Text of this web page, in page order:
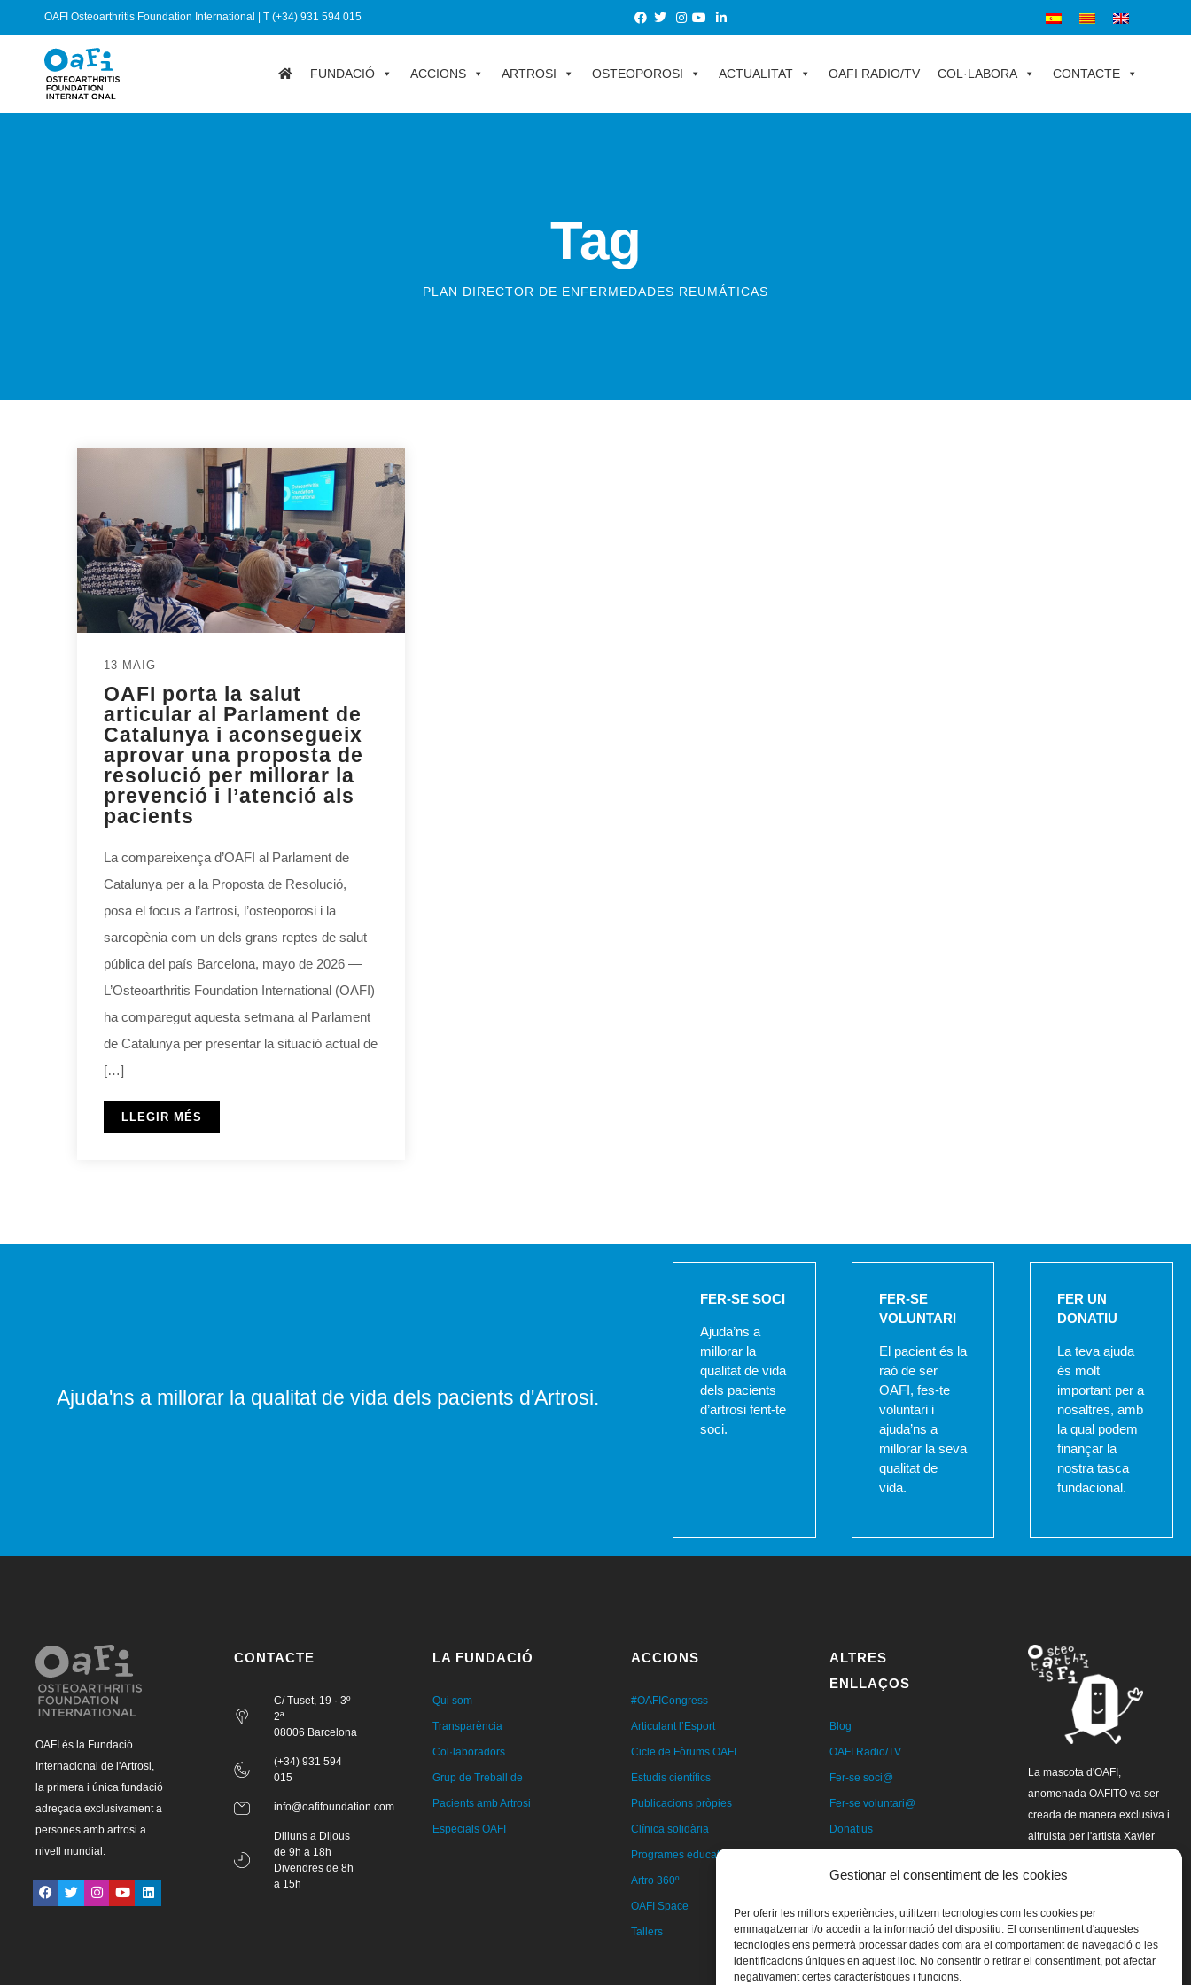
Gestionar el consentiment de les cookies
Per oferir les millors experiències, utilitzem tecnologies com les cookies per
emmagatzemar i/o accedir a la informació del dispositiu. El consentiment d'aquestes
tecnologies ens permetrà processar dades com ara el comportament de navegació o les
identificacions úniques en aquest lloc. No consentir o retirar el consentiment, pot afectar
negativament certes característiques i funcions.
OAFI Osteoarthritis Foundation International | T (+34) 931 594 015
FUNDACIÓ ACCIONS ARTROSI OSTEOPOROSI ACTUALITAT OAFI RADIO/TV COL·LABORA CONTACTE
Tag
PLAN DIRECTOR DE ENFERMEDADES REUMÁTICAS
13 MAIG
OAFI porta la salut
articular al Parlament de
Catalunya i aconsegueix
aprovar una proposta de
resolució per millorar la
prevenció i l’atenció als
pacients
La compareixença d’OAFI al Parlament de
Catalunya per a la Proposta de Resolució,
posa el focus a l’artrosi, l’osteoporosi i la
sarcopènia com un dels grans reptes de salut
pública del país Barcelona, mayo de 2026 —
L’Osteoarthritis Foundation International (OAFI)
ha comparegut aquesta setmana al Parlament
de Catalunya per presentar la situació actual de
[…]
LLEGIR MÉS
Ajuda'ns a millorar la qualitat de vida dels pacients d'Artrosi.
FER-SE SOCI
Ajuda’ns a
millorar la
qualitat de vida
dels pacients
d’artrosi fent-te
soci.
FER-SE
VOLUNTARI
El pacient és la
raó de ser
OAFI, fes-te
voluntari i
ajuda’ns a
millorar la seva
qualitat de
vida.
FER UN
DONATIU
La teva ajuda
és molt
important per a
nosaltres, amb
la qual podem
finançar la
nostra tasca
fundacional.
OAFI és la Fundació
Internacional de l'Artrosi,
la primera i única fundació
adreçada exclusivament a
persones amb artrosi a
nivell mundial.
CONTACTE
C/ Tuset, 19 · 3º
2ª
08006 Barcelona
(+34) 931 594
015
info@oafifoundation.com
Dilluns a Dijous
de 9h a 18h
Divendres de 8h
a 15h
LA FUNDACIÓ
Qui som
Transparència
Col·laboradors
Grup de Treball de
Pacients amb Artrosi
Especials OAFI
ACCIONS
#OAFICongress
Articulant l’Esport
Cicle de Fòrums OAFI
Estudis científics
Publicacions pròpies
Clínica solidària
Programes educatius
Artro 360º
OAFI Space
Tallers
ALTRES
ENLLAÇOS
Blog
OAFI Radio/TV
Fer-se soci@
Fer-se voluntari@
Donatius
La mascota d'OAFI,
anomenada OAFITO va ser
creada de manera exclusiva i
altruista per l'artista Xavier